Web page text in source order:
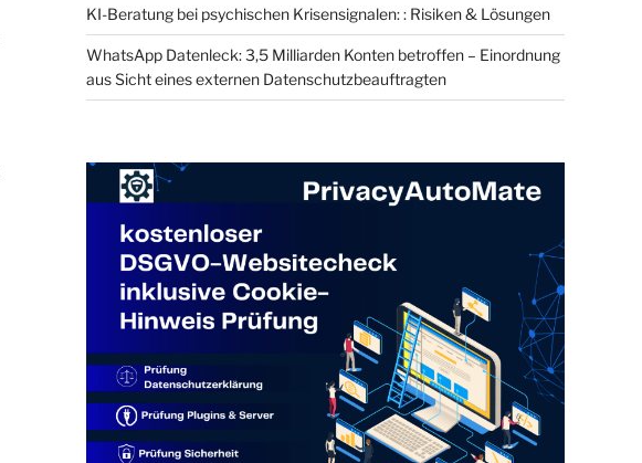
KI-Beratung bei psychischen Krisensignalen: : Risiken & Lösungen
WhatsApp Datenleck: 3,5 Milliarden Konten betroffen – Einordnung
aus Sicht eines externen Datenschutzbeauftragten